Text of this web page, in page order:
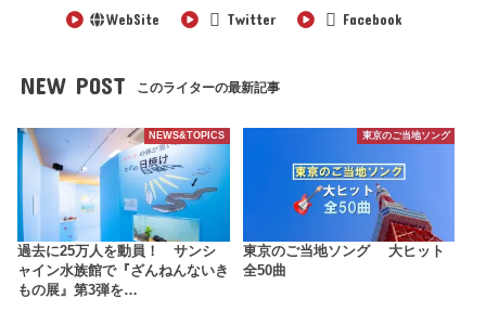
WebSite Twitter Facebook
NEW POST このライターの最新記事
NEWS&TOPICS
過去に25万人を動員！ サンシ
ャイン水族館で『ざんねんないき
もの展』第3弾を…
東京のご当地ソング
東京のご当地ソング 大ヒット
全50曲